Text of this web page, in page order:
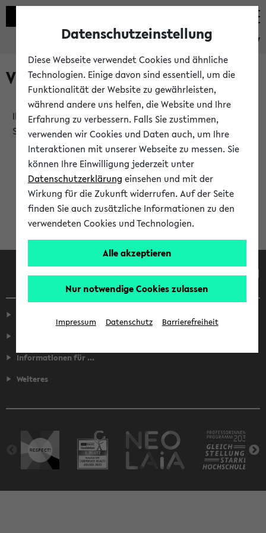
eKVV
Verlauf
Ihr Verlauf ist leer. Er wird sich im Verlauf Ihrer eKVV
Sitzung füllen.
Informationen für ...
Weiteres
Datenschutzeinstellung
Diese Webseite verwendet Cookies und ähnliche
Technologien. Einige davon sind essentiell, um die
Funktionalität der Website zu gewährleisten,
während andere uns helfen, die Website und Ihre
Erfahrung zu verbessern. Falls Sie zustimmen,
verwenden wir Cookies und Daten auch, um Ihre
Interaktionen mit unserer Webseite zu messen. Sie
können Ihre Einwilligung jederzeit unter
Datenschutzerklärung einsehen und mit der
Wirkung für die Zukunft widerrufen. Auf der Seite
finden Sie auch zusätzliche Informationen zu den
verwendeten Cookies und Technologien.
Alle akzeptieren
Nur notwendige Cookies zulassen
Impressum Datenschutz Barrierefreiheit